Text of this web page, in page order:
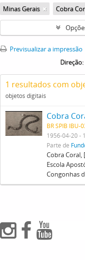
Minas Gerais Cobra
Previsualizar a impressão
Direção:
1 resultados com
objetos digitais
BR SPIB IBU-
1956-04-20 -
Parte de
Cobra
Escola
Congonhas